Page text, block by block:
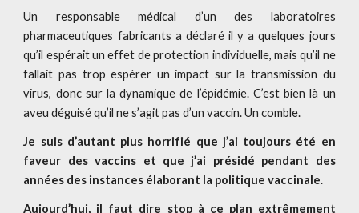
Un responsable médical d’un des laboratoires
pharmaceutiques fabricants a déclaré il y a quelques jours
qu’il espérait un effet de protection individuelle, mais qu’il ne
fallait pas trop espérer un impact sur la transmission du
virus, donc sur la dynamique de l’épidémie. C’est bien là un
aveu déguisé qu’il ne s’agit pas d’un vaccin. Un comble.
Je suis d’autant plus horrifié que j’ai toujours été en
faveur des vaccins et que j’ai présidé pendant des
années des instances élaborant la politique vaccinale.
Aujourd’hui, il faut dire stop à ce plan extrêmement